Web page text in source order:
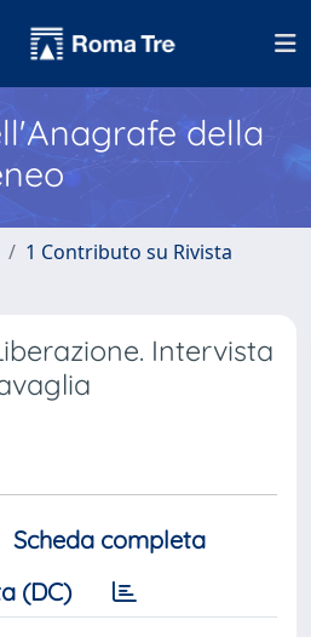
della
1 Contributo su Rivista
Intervista
Scheda completa
(DC)